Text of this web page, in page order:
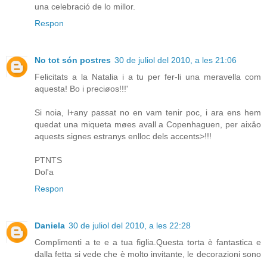
una celebració de lo millor.
Respon
No tot són postres 30 de juliol del 2010, a les 21:06
Felicitats a la Natalia i a tu per fer-li una meravella com
aquesta! Bo i preciøos!!!'
Si noia, l+any passat no en vam tenir poc, i ara ens hem
quedat una miqueta møes avall a Copenhaguen, per aixåo
aquests signes estranys enlloc dels accents>!!!
PTNTS
Dol'a
Respon
Daniela 30 de juliol del 2010, a les 22:28
Complimenti a te e a tua figlia.Questa torta è fantastica e
dalla fetta si vede che è molto invitante, le decorazioni sono